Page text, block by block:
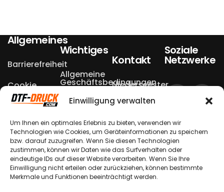
Einwilligung verwalten
Um Ihnen ein optimales Erlebnis zu bieten, verwenden wir
Technologien wie Cookies, um Geräteinformationen zu speichern
bzw. darauf zuzugreifen. Wenn Sie diesen Technologien
zustimmen, können wir Daten wie das Surfverhalten oder
eindeutige IDs auf dieser Website verarbeiten. Wenn Sie Ihre
Einwilligung nicht erteilen oder zurückziehen, können bestimmte
Merkmale und Funktionen beeinträchtigt werden.
Allgemeines
Barrierefreiheit
Cookie
Einstellungen
Bewertungen
Nutzungsbedingungen
Verpackungshinweis
Wichtiges
Allgemeine
Geschäftsbedingungen
Datenschutzerklärungen
Widerrufsbelehrungen
Versandkosten
& -arten
Zahlungsmöglichkeiten
Kontakt
Niederseester
Weg 13a
– Halen
+49 174
870 1900
Soziale
Netzwerke